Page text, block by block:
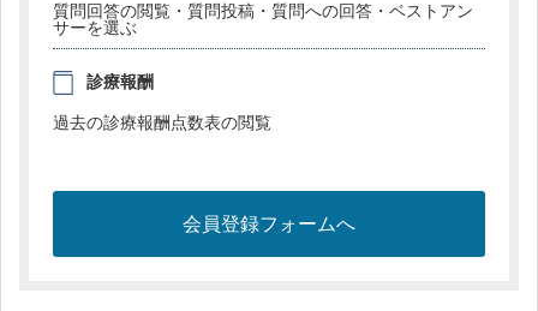
質問回答の閲覧・質問投稿・質問への回答・ベストアン
サーを選ぶ
診療報酬
過去の診療報酬点数表の閲覧
会員登録フォームへ